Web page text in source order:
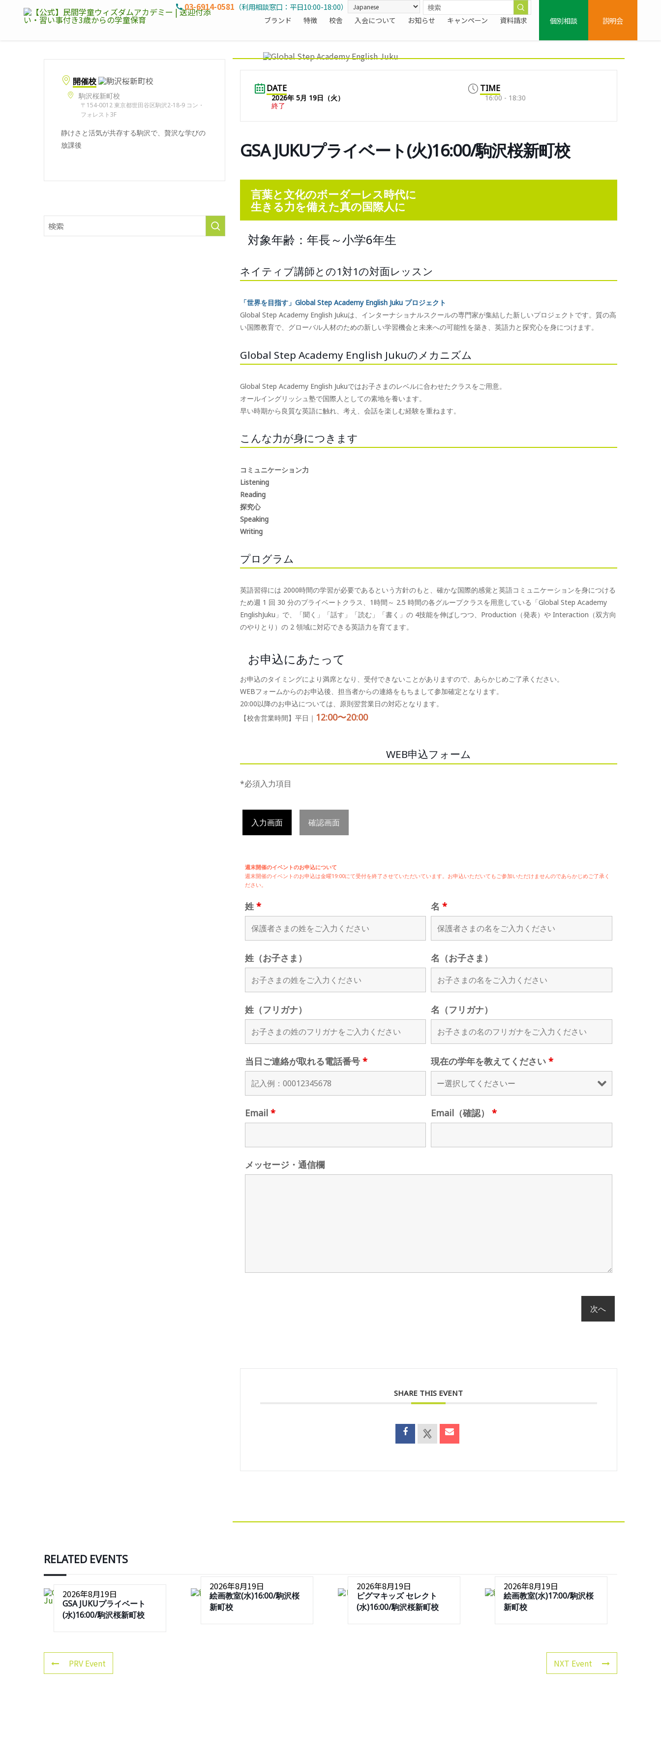
ブランド 特徴 校舎 入会について お知らせ キャンペーン 資料請求
03-6914-0581 （利用相談窓口：平日10:00-18:00）
個別相談
説明会
開催校
駒沢桜新町校
〒154-0012 東京都世田谷区駒沢2-18-9 コン・
フォレスト3F
静けさと活気が共存する駒沢で、贅沢な学びの
放課後
DATE
2026年 5月 19日（火）
終了
TIME
16:00 - 18:30
GSA JUKUプライベート(火)16:00/駒沢桜新町校
言葉と文化のボーダーレス時代に
生きる力を備えた真の国際人に
対象年齢：年長～小学6年生
ネイティブ講師との1対1の対面レッスン
「世界を目指す」Global Step Academy English Juku プロジェクト
Global Step Academy English Jukuは、インターナショナルスクールの専門家が集結した新しいプロジェクトです。質の高
い国際教育で、グローバル人材のための新しい学習機会と未来への可能性を築き、英語力と探究心を身につけます。
Global Step Academy English Jukuのメカニズム
Global Step Academy English Jukuではお子さまのレベルに合わせたクラスをご用意。
オールイングリッシュ塾で国際人としての素地を養います。
早い時期から良質な英語に触れ、考え、会話を楽しむ経験を重ねます。
こんな力が身につきます
コミュニケーション力
Listening
Reading
探究心
Speaking
Writing
プログラム
英語習得には 2000時間の学習が必要であるという方針のもと、確かな国際的感覚と英語コミュニケーションを身につける
ため週 1 回 30 分のプライベートクラス、1時間～ 2.5 時間の各グループクラスを用意している「Global Step Academy
EnglishJuku」で、「聞く」「話す」「読む」「書く」の 4技能を伸ばしつつ、Production（発表）や Interaction（双方向
のやりとり）の 2 領域に対応できる英語力を育てます。
お申込にあたって
お申込のタイミングにより満席となり、受付できないことがありますので、あらかじめご了承ください。
WEBフォームからのお申込後、担当者からの連絡をもちまして参加確定となります。
20:00以降のお申込については、原則翌営業日の対応となります。
【校舎営業時間】平日｜ 12:00〜20:00
WEB申込フォーム
*必須入力項目
入力画面 確認画面
週末開催のイベントのお申込について
週末開催のイベントのお申込は金曜19:00にて受付を終了させていただいています。お申込いただいてもご参加いただけませんのであらかじめご了承く
ださい。
姓 * 名*
姓（お子さま） 名（お子さま）
姓（フリガナ） 名（フリガナ）
当日ご連絡が取れる電話番号 * 現在の学年を教えてください*
Email * Email（確認）*
メッセージ・通信欄
SHARE THIS EVENT
RELATED EVENTS
2026年8月19日
GSA JUKUプライベート
(水)16:00/駒沢桜新町校
2026年8月19日
絵画教室(水)16:00/駒沢桜
新町校
2026年8月19日
ピグマキッズ セレクト
(水)16:00/駒沢桜新町校
2026年8月19日
絵画教室(水)17:00/駒沢桜
新町校
PRV Event NXT Event